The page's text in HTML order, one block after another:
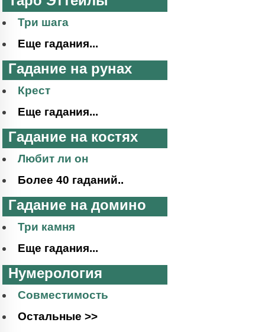
Три шага
Еще гадания...
Гадание на рунах
Крест
Еще гадания...
Гадание на костях
Любит ли он
Более 40 гаданий..
Гадание на домино
Три камня
Еще гадания...
Нумерология
Совместимость
Остальные >>